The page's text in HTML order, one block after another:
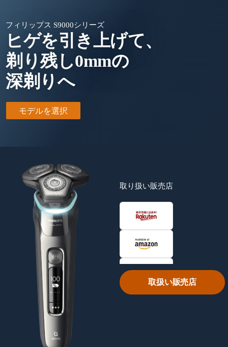
フィリップス S9000シリーズ
ヒゲを引き上げて、
剃り残し0mmの
深剃りへ
モデルを選択
取り扱い販売店
取扱い販売店